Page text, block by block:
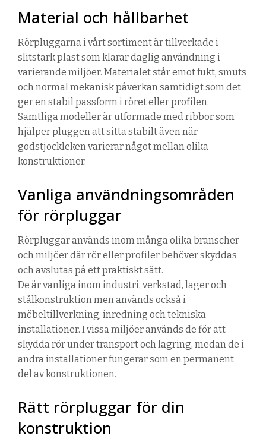
Material och hållbarhet
Rörpluggarna i vårt sortiment är tillverkade i
slitstark plast som klarar daglig användning i
varierande miljöer. Materialet står emot fukt, smuts
och normal mekanisk påverkan samtidigt som det
ger en stabil passform i röret eller profilen.
Samtliga modeller är utformade med ribbor som
hjälper pluggen att sitta stabilt även när
godstjockleken varierar något mellan olika
konstruktioner.
Vanliga användningsområden
för rörpluggar
Rörpluggar används inom många olika branscher
och miljöer där rör eller profiler behöver skyddas
och avslutas på ett praktiskt sätt.
De är vanliga inom industri, verkstad, lager och
stålkonstruktion men används också i
möbeltillverkning, inredning och tekniska
installationer. I vissa miljöer används de för att
skydda rör under transport och lagring, medan de i
andra installationer fungerar som en permanent
del av konstruktionen.
Rätt rörpluggar för din
konstruktion